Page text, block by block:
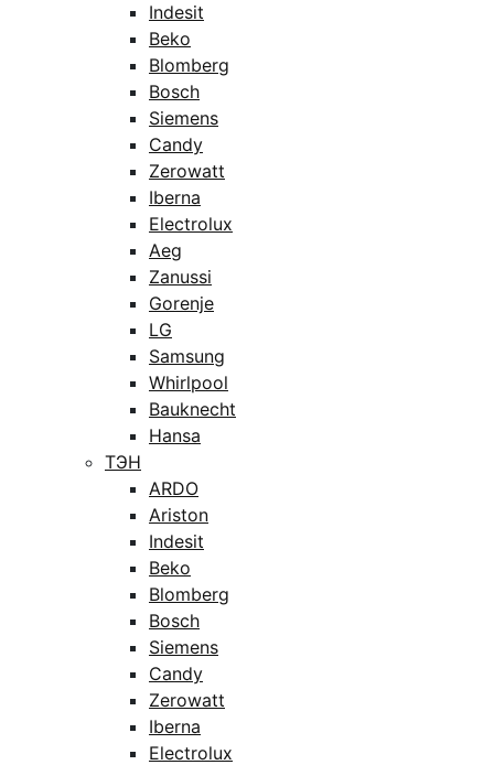
Indesit
Beko
Blomberg
Bosch
Siemens
Candy
Zerowatt
Iberna
Electrolux
Aeg
Zanussi
Gorenje
LG
Samsung
Whirlpool
Bauknecht
Hansa
ТЭН
ARDO
Ariston
Indesit
Beko
Blomberg
Bosch
Siemens
Candy
Zerowatt
Iberna
Electrolux